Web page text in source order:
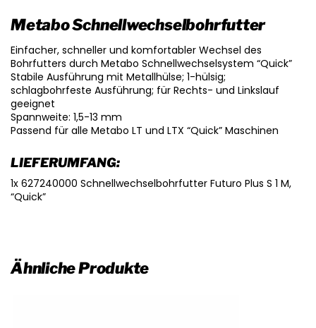
Metabo Schnellwechselbohrfutter
Einfacher, schneller und komfortabler Wechsel des
Bohrfutters durch Metabo Schnellwechselsystem “Quick”
Stabile Ausführung mit Metallhülse; 1-hülsig;
schlagbohrfeste Ausführung; für Rechts- und Linkslauf
geeignet
Spannweite: 1,5-13 mm
Passend für alle Metabo LT und LTX “Quick” Maschinen
LIEFERUMFANG:
1x 627240000 Schnellwechselbohrfutter Futuro Plus S 1 M,
“Quick”
Ähnliche Produkte